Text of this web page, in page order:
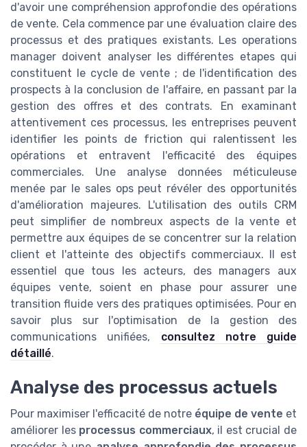
d'avoir une compréhension approfondie des opérations
de vente. Cela commence par une évaluation claire des
processus et des pratiques existants. Les operations
manager doivent analyser les différentes etapes qui
constituent le cycle de vente ; de l'identification des
prospects à la conclusion de l'affaire, en passant par la
gestion des offres et des contrats. En examinant
attentivement ces processus, les entreprises peuvent
identifier les points de friction qui ralentissent les
opérations et entravent l'efficacité des équipes
commerciales. Une analyse données méticuleuse
menée par le sales ops peut révéler des opportunités
d'amélioration majeures. L'utilisation des outils CRM
peut simplifier de nombreux aspects de la vente et
permettre aux équipes de se concentrer sur la relation
client et l'atteinte des objectifs commerciaux. Il est
essentiel que tous les acteurs, des managers aux
équipes vente, soient en phase pour assurer une
transition fluide vers des pratiques optimisées. Pour en
savoir plus sur l'optimisation de la gestion des
communications unifiées, consultez notre guide
détaillé.
Analyse des processus actuels
Pour maximiser l'efficacité de notre équipe de vente et
améliorer les processus commerciaux, il est crucial de